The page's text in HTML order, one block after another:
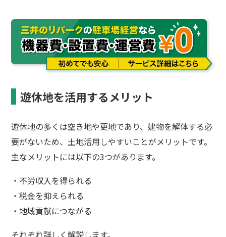
遊休地を活用するメリット
遊休地の多くは空き地や更地であり、建物を解体する必
要がないため、土地活用しやすいことがメリットです。
主なメリットには以下の3つがあります。
・不労収入を得られる
・税金を抑えられる
・地域貢献につながる